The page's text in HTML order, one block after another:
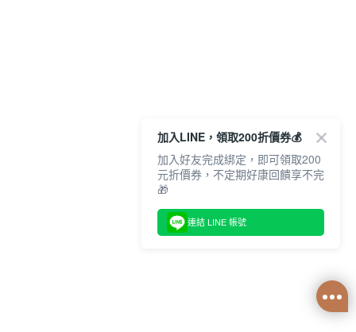
加入LINE，領取200折價券💰
加入好友完成綁定，即可領取200
元折價券，不定期好康回饋享不完
🎁
連結 LINE 帳號